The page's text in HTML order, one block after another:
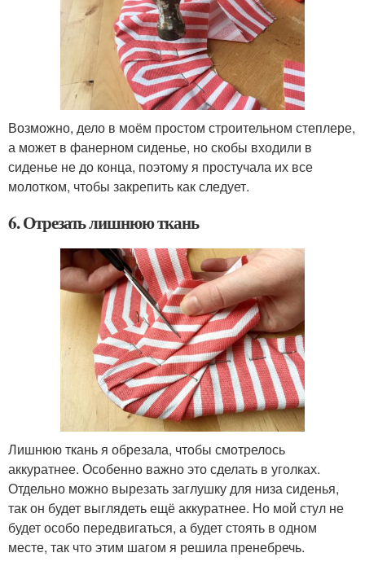
Возможно, дело в моём простом строительном степлере,
а может в фанерном сиденье, но скобы входили в
сиденье не до конца, поэтому я простучала их все
молотком, чтобы закрепить как следует.
6. Отрезать лишнюю ткань
Лишнюю ткань я обрезала, чтобы смотрелось
аккуратнее. Особенно важно это сделать в уголках.
Отдельно можно вырезать заглушку для низа сиденья,
так он будет выглядеть ещё аккуратнее. Но мой стул не
будет особо передвигаться, а будет стоять в одном
месте, так что этим шагом я решила пренебречь.